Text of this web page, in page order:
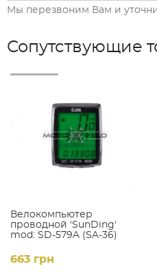
Мы перезвоним Вам и
Сопутствующие
Велокомпьютер
проводной 'SunDing'
mod: SD-579A (SA-36)
663 грн